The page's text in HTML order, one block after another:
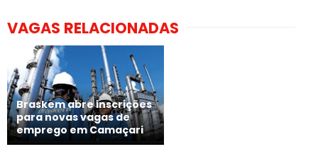
VAGAS RELACIONADAS
Braskem abre inscrições
para novas vagas de
emprego em Camaçari